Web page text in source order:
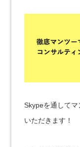
Skypeを通して
いただきます！